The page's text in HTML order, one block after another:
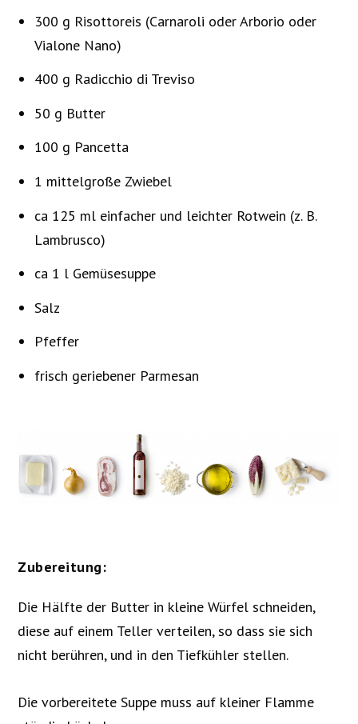
300 g Risottoreis (Carnaroli oder Arborio oder
Vialone Nano)
400 g Radicchio di Treviso
50 g Butter
100 g Pancetta
1 mittelgroße Zwiebel
ca 125 ml einfacher und leichter Rotwein (z. B.
Lambrusco)
ca 1 l Gemüsesuppe
Salz
Pfeffer
frisch geriebener Parmesan
Zubereitung:
Die Hälfte der Butter in kleine Würfel schneiden,
diese auf einem Teller verteilen, so dass sie sich
nicht berühren, und in den Tiefkühler stellen.
Die vorbereitete Suppe muss auf kleiner Flamme